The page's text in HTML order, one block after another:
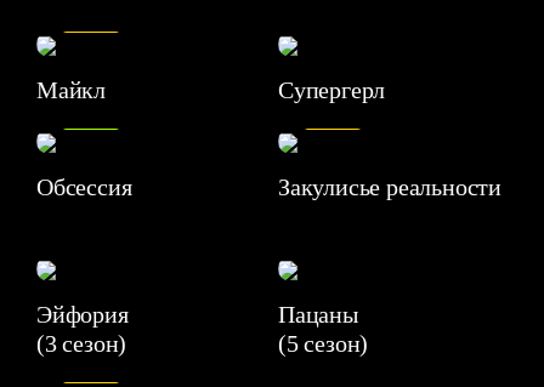
Майкл Супергерл
Обсессия
7.1
Закулисье реальности
Эйфория
(3 сезон)
Пацаны
(5 сезон)